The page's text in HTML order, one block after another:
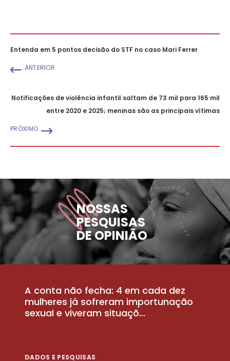
Entenda em 5 pontos decisão do STF no caso Mari Ferrer
ANTERIOR
Notificações de violência infantil saltam de 73 mil para 165 mil
entre 2020 e 2025; meninas são as principais vítimas
PRÓXIMO
NOSSAS
PESQUISAS
DE OPINIÃO
A conta não fecha: 4 em cada dez
mulheres já sofreram importunação
sexual e viveram situaçõ...
DADOS E PESQUISAS